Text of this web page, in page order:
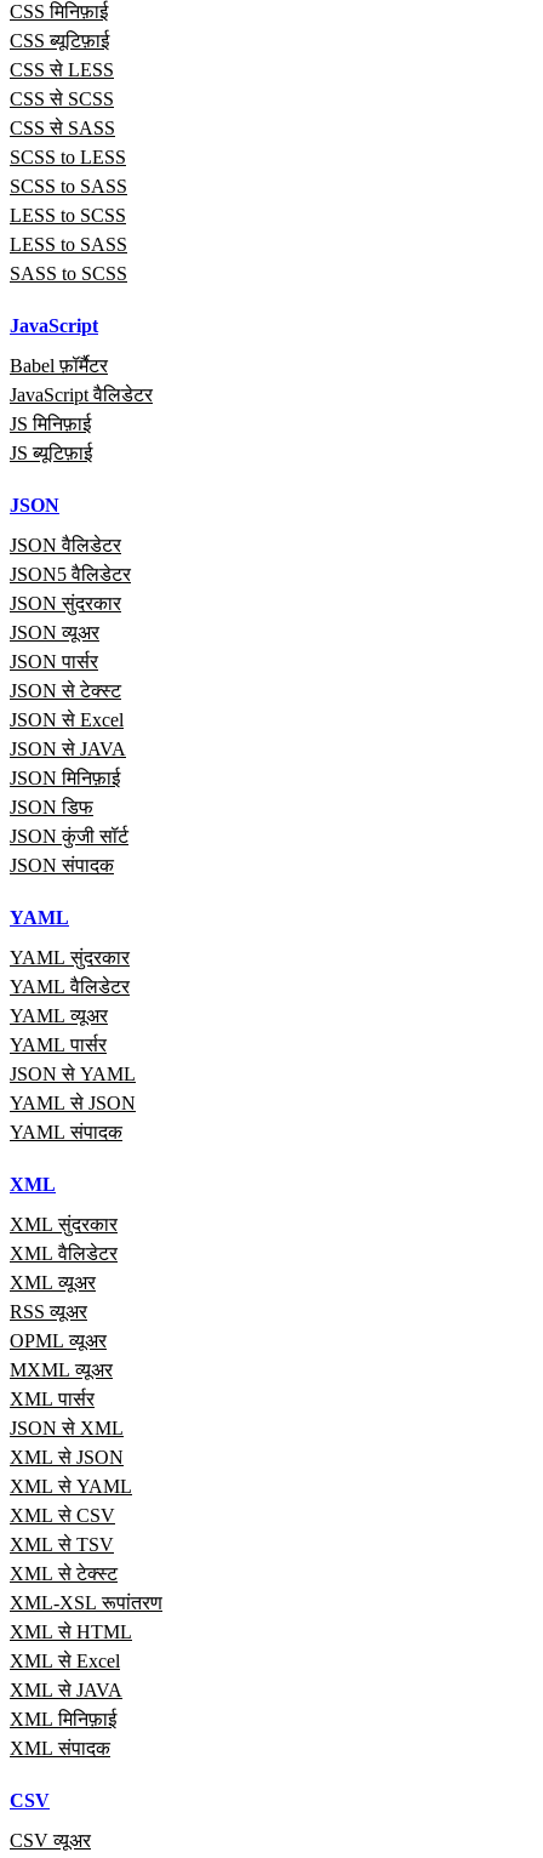
CSS मिनिफ़ाई
CSS ब्यूटिफ़ाई
CSS से LESS
CSS से SCSS
CSS से SASS
SCSS to LESS
SCSS to SASS
LESS to SCSS
LESS to SASS
SASS to SCSS
JavaScript
Babel फ़ॉर्मैटर
JavaScript वैलिडेटर
JS मिनिफ़ाई
JS ब्यूटिफ़ाई
JSON
JSON वैलिडेटर
JSON5 वैलिडेटर
JSON सुंदरकार
JSON व्यूअर
JSON पार्सर
JSON से टेक्स्ट
JSON से Excel
JSON से JAVA
JSON मिनिफ़ाई
JSON डिफ
JSON कुंजी सॉर्ट
JSON संपादक
YAML
YAML सुंदरकार
YAML वैलिडेटर
YAML व्यूअर
YAML पार्सर
JSON से YAML
YAML से JSON
YAML संपादक
XML
XML सुंदरकार
XML वैलिडेटर
XML व्यूअर
RSS व्यूअर
OPML व्यूअर
MXML व्यूअर
XML पार्सर
JSON से XML
XML से JSON
XML से YAML
XML से CSV
XML से TSV
XML से टेक्स्ट
XML-XSL रूपांतरण
XML से HTML
XML से Excel
XML से JAVA
XML मिनिफ़ाई
XML संपादक
CSV
CSV व्यूअर